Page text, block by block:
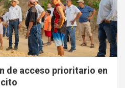
de acceso prioritario en